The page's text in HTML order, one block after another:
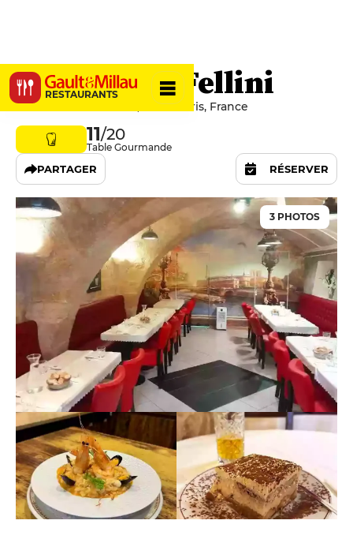
RESTAURANTS
Ristorante Fellini
47 Rue De l'Arbre Sec, 75001 Paris, France
11/20
Table Gourmande
PARTAGER RÉSERVER
3 PHOTOS